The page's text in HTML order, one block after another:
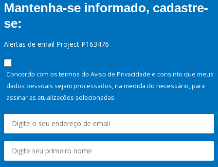
Mantenha-se informado, cadastre-
se:
Alertas de email Project P163476
Concordo com os termos do Aviso de Privacidade e consinto que meus
dados pessoais sejam processados, na medida do necessário, para
assinar as atualizações selecionadas.